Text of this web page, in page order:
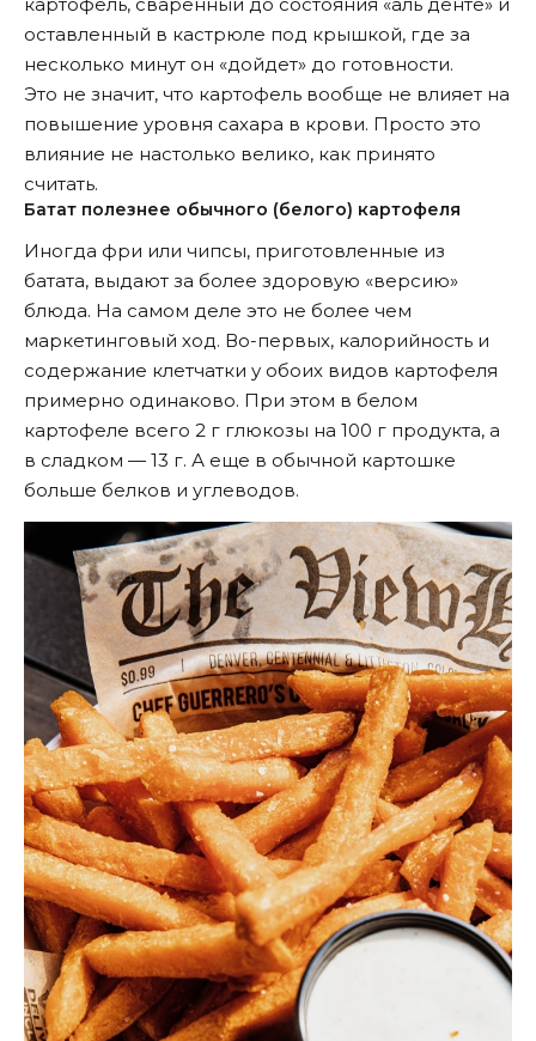
оставленный в кастрюле под крышкой, где за
несколько минут он «дойдет» до готовности.
Это не значит, что картофель вообще не влияет на
повышение уровня сахара в крови. Просто это
влияние не настолько велико, как принято
считать.
Батат полезнее обычного (белого) картофеля
Иногда фри или чипсы, приготовленные из
батата, выдают за более здоровую «версию»
блюда. На самом деле это не более чем
маркетинговый ход. Во-первых, калорийность и
содержание клетчатки у обоих видов картофеля
примерно одинаково. При этом в белом
картофеле всего 2 г глюкозы на 100 г продукта, а
в сладком — 13 г. А еще в обычной картошке
больше белков и углеводов.